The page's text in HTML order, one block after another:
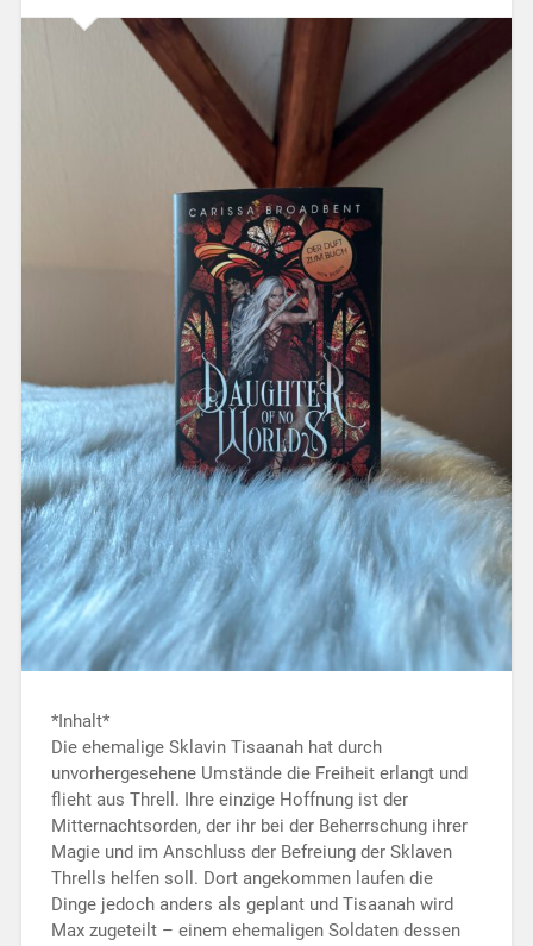
*Inhalt*
Die ehemalige Sklavin Tisaanah hat durch
unvorhergesehene Umstände die Freiheit erlangt und
flieht aus Threll. Ihre einzige Hoffnung ist der
Mitternachtsorden, der ihr bei der Beherrschung ihrer
Magie und im Anschluss der Befreiung der Sklaven
Thrells helfen soll. Dort angekommen laufen die
Dinge jedoch anders als geplant und Tisaanah wird
Max zugeteilt – einem ehemaligen Soldaten dessen